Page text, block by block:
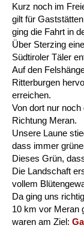
Kurz noch im
gilt für
ging die Fahrt in
Über Sterzing
Südtiroler Täler
Auf den
Ritterburgen
erreichen.
Von dort nur
Richtung Meran.
Unsere Laune
dass immer
Dieses Grün,
Die Landschaft
vollem
Da ging uns
10 km vor Meran
waren am Ziel: